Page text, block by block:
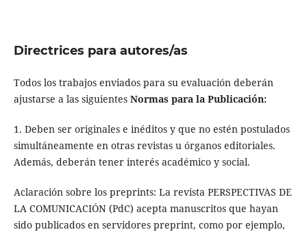
Directrices para autores/as
Todos los trabajos enviados para su evaluación deberán
ajustarse a las siguientes Normas para la Publicación:
1. Deben ser originales e inéditos y que no estén postulados
simultáneamente en otras revistas u órganos editoriales.
Además, deberán tener interés académico y social.
Aclaración sobre los preprints: La revista PERSPECTIVAS DE
LA COMUNICACIÓN (PdC) acepta manuscritos que hayan
sido publicados en servidores preprint, como por ejemplo,